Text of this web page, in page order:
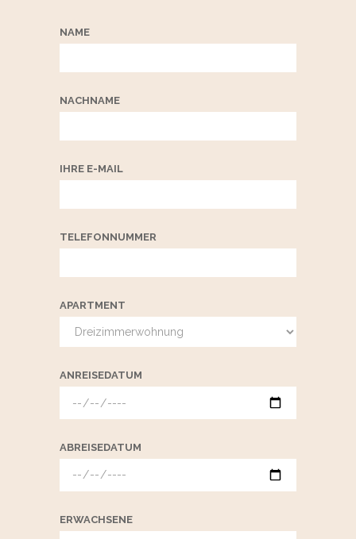
NAME
NACHNAME
IHRE E-MAIL
TELEFONNUMMER
APARTMENT
ANREISEDATUM
ABREISEDATUM
ERWACHSENE